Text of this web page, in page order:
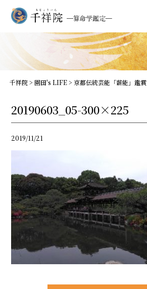
千祥院> 園田's LIFE> 京都伝統芸能「薪能」鑑賞
20190603_05-300×225
2019/11/21